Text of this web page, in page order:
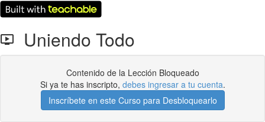
Uniendo Todo
Contenido de la Lección Bloqueado
Si ya te has inscripto, debes ingresar a tu cuenta.
Inscríbete en este Curso para Desbloquearlo